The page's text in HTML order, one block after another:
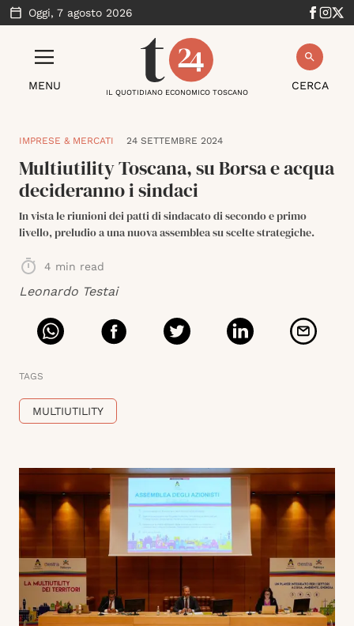
Oggi, 7 agosto 2026
MENU CERCA
IL QUOTIDIANO ECONOMICO TOSCANO
IMPRESE & MERCATI 24 SETTEMBRE 2024
Multiutility Toscana, su Borsa e acqua
decideranno i sindaci
In vista le riunioni dei patti di sindacato di secondo e primo
livello, preludio a una nuova assemblea su scelte strategiche.
4 min read
Leonardo Testai
TAGS
MULTIUTILITY